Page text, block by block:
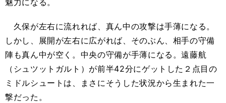
魅力になる。
久保が左右に流れれば、真ん中の攻撃は手薄になる。
しかし、展開が左右に広がれば、そのぶん、相手の守備
陣も真ん中が空く。中央の守備が手薄になる。遠藤航
（シュツットガルト）が前半42分にゲットした２点目の
ミドルシュートは、まさにそうした状況から生まれた一
撃だった。